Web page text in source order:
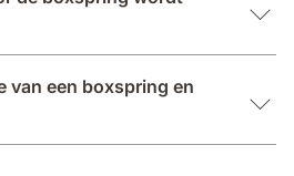
van een boxspring en